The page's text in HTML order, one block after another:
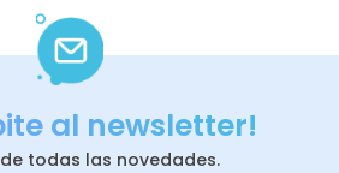
al newsletter!
todas las novedades.